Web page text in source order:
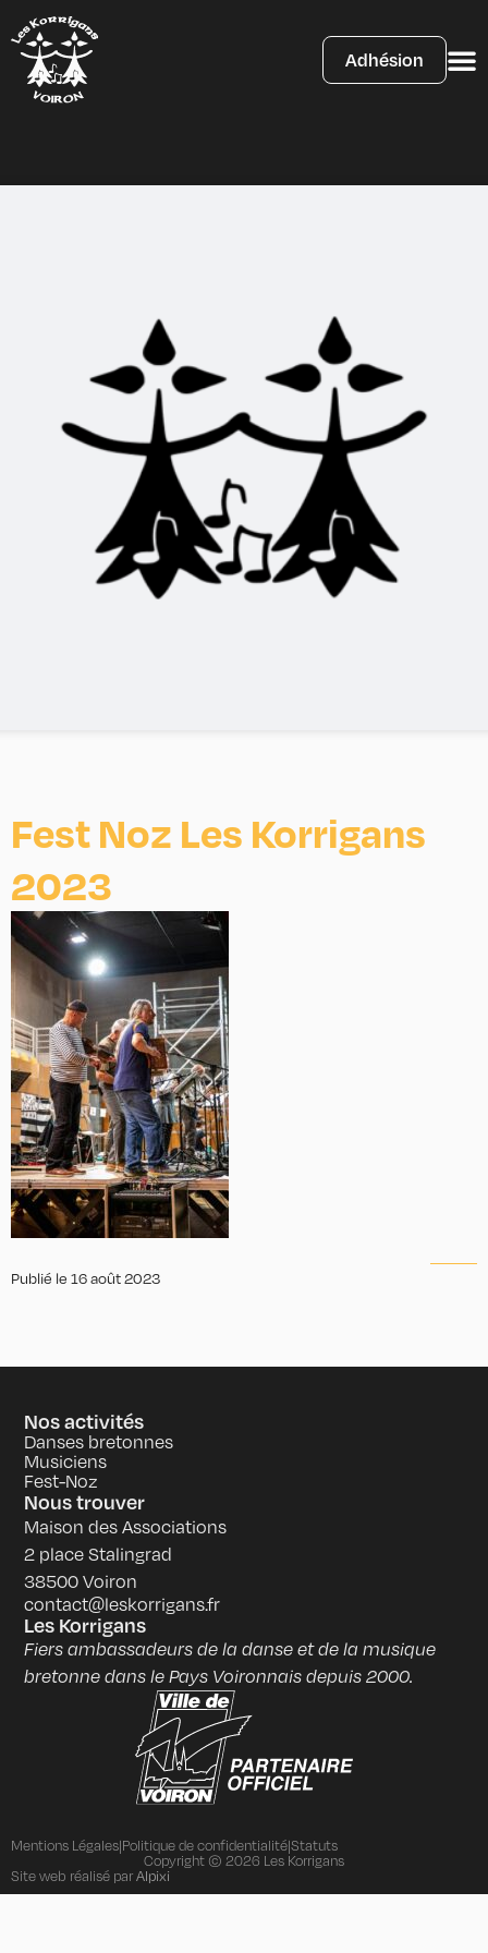
Adhésion
Fest Noz Les Korrigans
2023
Publié le 16 août 2023
Nos activités
Danses bretonnes
Musiciens
Fest-Noz
Nous trouver
Maison des Associations
2 place Stalingrad
38500 Voiron
contact@leskorrigans.fr
Les Korrigans
Fiers ambassadeurs de la danse et de la musique
bretonne dans le Pays Voironnais depuis 2000.
Copyright © 2026 Les Korrigans
Mentions Légales|Politique de confidentialité|Statuts
Site web réalisé parAlpixi